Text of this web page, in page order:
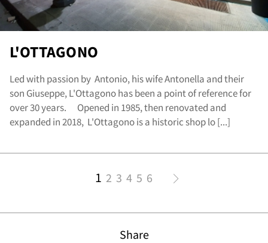
L'OTTAGONO
Led with passion by Antonio, his wife Antonella and their
son Giuseppe, L'Ottagono has been a point of reference for
over 30 years. Opened in 1985, then renovated and
expanded in 2018, L'Ottagono is a historic shop lo [...]
1 2 3 4 5 6
Share